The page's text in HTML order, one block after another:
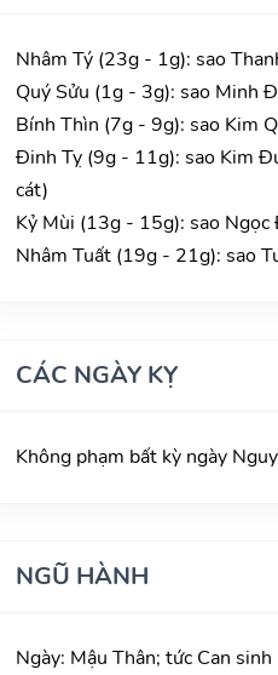
Nhâm Tý (23g - 1g): sao
Quý Sửu (1g - 3g): sao Minh
Bính Thìn (7g - 9g): sao Kim
Đinh Tỵ (9g - 11g): sao Kim
cát)
Kỷ Mùi (13g - 15g): sao
Nhâm Tuất (19g - 21g): sao
CÁC NGÀY KỴ
Không phạm bất kỳ ngày
NGŨ HÀNH
Ngày: Mậu Thân; tức Can